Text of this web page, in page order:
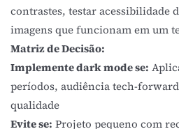
contrastes, testar acessibilidade
imagens que funcionam em um
Matriz de Decisão:
Implemente dark mode se:
períodos, audiência tech-
qualidade
Evite se: Projeto pequeno com